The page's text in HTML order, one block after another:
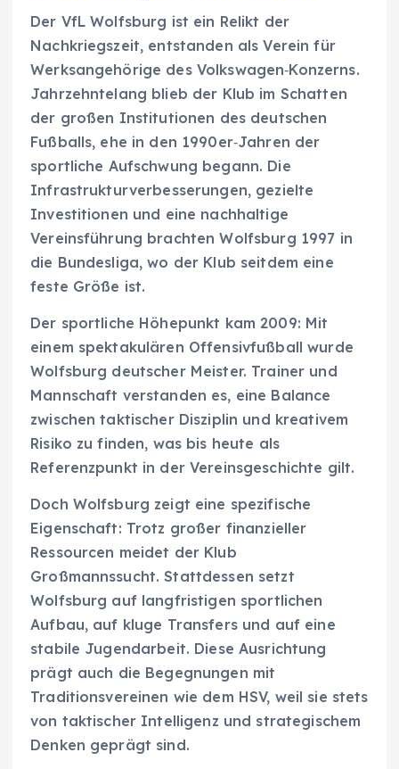
Der VfL Wolfsburg ist ein Relikt der
Nachkriegszeit, entstanden als Verein für
Werksangehörige des Volkswagen‑Konzerns.
Jahrzehntelang blieb der Klub im Schatten
der großen Institutionen des deutschen
Fußballs, ehe in den 1990er‑Jahren der
sportliche Aufschwung begann. Die
Infrastrukturverbesserungen, gezielte
Investitionen und eine nachhaltige
Vereinsführung brachten Wolfsburg 1997 in
die Bundesliga, wo der Klub seitdem eine
feste Größe ist.
Der sportliche Höhepunkt kam 2009: Mit
einem spektakulären Offensivfußball wurde
Wolfsburg deutscher Meister. Trainer und
Mannschaft verstanden es, eine Balance
zwischen taktischer Disziplin und kreativem
Risiko zu finden, was bis heute als
Referenzpunkt in der Vereinsgeschichte gilt.
Doch Wolfsburg zeigt eine spezifische
Eigenschaft: Trotz großer finanzieller
Ressourcen meidet der Klub
Großmannssucht. Stattdessen setzt
Wolfsburg auf langfristigen sportlichen
Aufbau, auf kluge Transfers und auf eine
stabile Jugendarbeit. Diese Ausrichtung
prägt auch die Begegnungen mit
Traditionsvereinen wie dem HSV, weil sie stets
von taktischer Intelligenz und strategischem
Denken geprägt sind.